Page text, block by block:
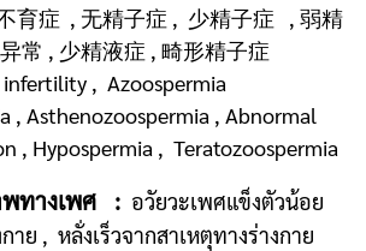
育症 , 无精子症 , 少精子症 , 弱精
常 , 少精液症 , 畸形精子症
, Azoospermia
, Asthenozoospermia , Abnormal
, Hypospermia , Teratozoospermia
ทางเพศ : อวัยวะเพศแข็งตัวน้อย
าย , หลั่งเร็วจากสาเหตุทางร่างกาย